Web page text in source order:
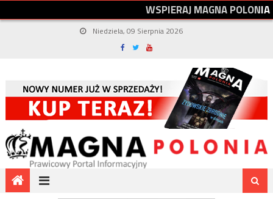
WSPIERAJMAGNAPOLONIA
Niedziela, 09 Sierpnia 2026